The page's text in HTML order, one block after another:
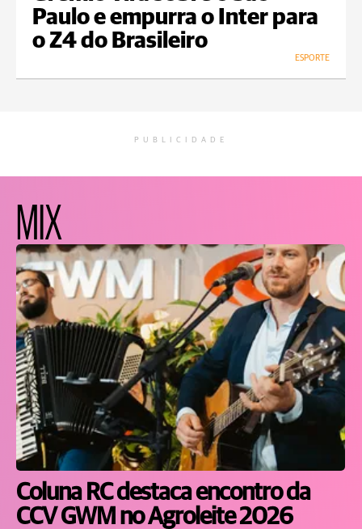
Paulo e empurra o Inter para
o Z4 do Brasileiro
ESPORTE
PUBLICIDADE
MIX
Coluna RC destaca encontro da
CCV GWM no Agroleite 2026